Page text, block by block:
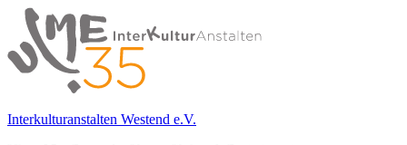
Springe
zum
Inhalt
Interkulturanstalten Westend e.V.